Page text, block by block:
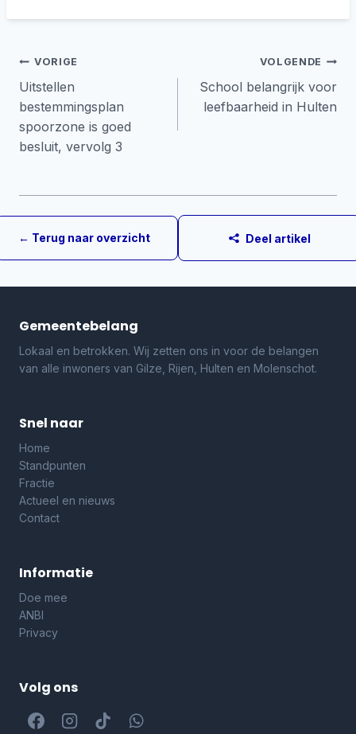
Bericht
navigatie
VORIGE
Uitstellen
bestemmingsplan
spoorzone is goed
besluit, vervolg 3
VOLGENDE
School belangrijk voor
leefbaarheid in Hulten
← Terug naar overzicht Deel artikel
Gemeentebelang
Lokaal en betrokken. Wij zetten ons in voor de belangen
van alle inwoners van Gilze, Rijen, Hulten en Molenschot.
Snel naar
Home
Standpunten
Fractie
Actueel en nieuws
Contact
Informatie
Doe mee
ANBI
Privacy
Volg ons